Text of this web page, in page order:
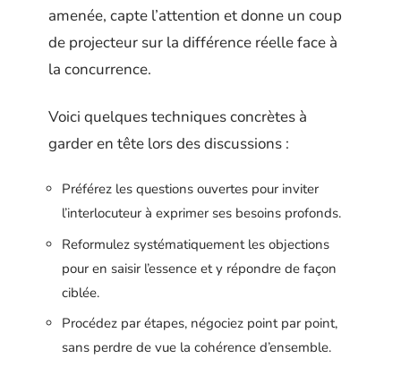
amenée, capte l’attention et donne un coup
de projecteur sur la différence réelle face à
la concurrence.
Voici quelques techniques concrètes à
garder en tête lors des discussions :
Préférez les questions ouvertes pour inviter
l’interlocuteur à exprimer ses besoins profonds.
Reformulez systématiquement les objections
pour en saisir l’essence et y répondre de façon
ciblée.
Procédez par étapes, négociez point par point,
sans perdre de vue la cohérence d’ensemble.